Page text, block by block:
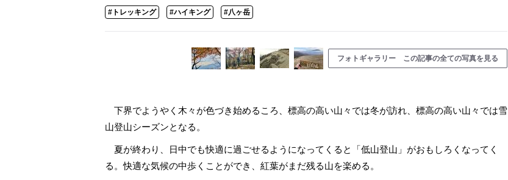
#トレッキング #ハイキング #八ヶ岳
フォトギャラリー この記事の全ての写真を見る
下界でようやく木々が色づき始めるころ、標高の高い山々では冬が訪れ、標高の高い山々では雪
山登山シーズンとなる。
夏が終わり、日中でも快適に過ごせるようになってくると「低山登山」がおもしろくなってく
る。快適な気候の中歩くことができ、紅葉がまだ残る山を楽める。